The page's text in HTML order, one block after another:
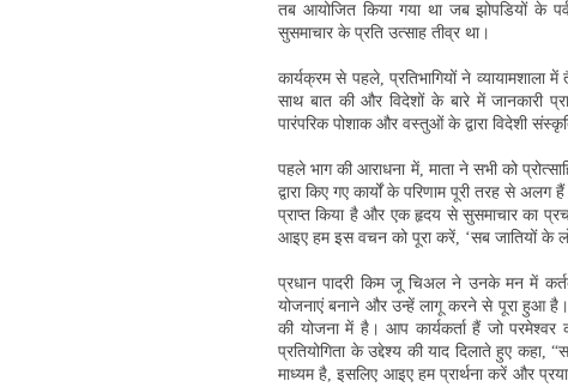
तब आयोजित किया गया था जब झोपडियों के
सुसमाचार के प्रति उत्साह तीव्र था।
कार्यक्रम से पहले, प्रतिभागियों ने
साथ बात की और विदेशों के बारे में जानकारी
पारंपरिक पोशाक और वस्तुओं के द्वारा विदेशी
पहले भाग की आराधना में, माता ने सभी को
द्वारा किए गए कार्यों के परिणाम पूरी तरह से
प्राप्त किया है और एक हृदय से सुसमाचार का
आइए हम इस वचन को पूरा करें, ‘सब जातियों के
प्रधान पादरी किम जू चिअल ने उनके मन में
योजनाएं बनाने और उन्हें लागू करने से पूरा हुआ है।
की योजना में है। आप कार्यकर्ता हैं जो परमेश्वर
प्रतियोगिता के उद्देश्य की याद दिलाते हुए
माध्यम है, इसलिए आइए हम प्रार्थना करें और